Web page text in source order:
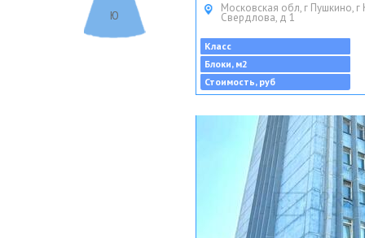
Ю
Московская обл, г Пушкино, г
Свердлова, д 1
Класс
Блоки, м2
Стоимость, руб